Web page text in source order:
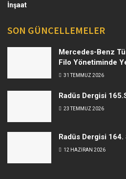
İnşaat
SON GÜNCELLEMELER
Mercedes-Benz
Filo Yönetiminde
31 TEMMUZ 2026
Radüs Dergisi
23 TEMMUZ 2026
Radüs Dergisi 164.
12 HAZIRAN 2026